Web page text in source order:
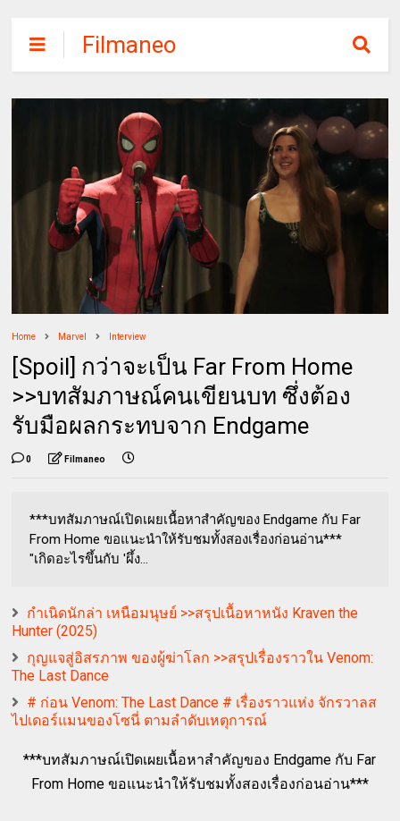
Filmaneo
Home Marvel Interview
[Spoil] กว่าจะเป็น Far From Home
>>บทสัมภาษณ์คนเขียนบท ซึ่งต้อง
รับมือผลกระทบจาก Endgame
0 Filmaneo
***บทสัมภาษณ์เปิดเผยเนื้อหาสำคัญของ Endgame กับ Far
From Home ขอแนะนำให้รับชมทั้งสองเรื่องก่อนอ่าน***
"เกิดอะไรขึ้นกับ 'ผึ้ง...
กำเนิดนักล่า เหนือมนุษย์ >>สรุปเนื้อหาหนัง Kraven the
Hunter (2025)
กุญแจสู่อิสรภาพ ของผู้ฆ่าโลก >>สรุปเรื่องราวใน Venom:
The Last Dance
# ก่อน Venom: The Last Dance # เรื่องราวแห่ง จักรวาลส
ไปเดอร์แมนของโซนี่ ตามลำดับเหตุการณ์
***บทสัมภาษณ์เปิดเผยเนื้อหาสำคัญของ Endgame กับ Far
From Home ขอแนะนำให้รับชมทั้งสองเรื่องก่อนอ่าน***